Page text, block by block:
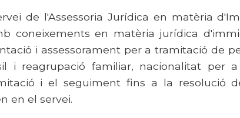
de l'Assessoria Jurídica en matèria
coneixements en matèria jurídica
i assessorament per a tramitació de
i reagrupació familiar, nacionalitat per
i el seguiment fins a la resolució
en el servei.